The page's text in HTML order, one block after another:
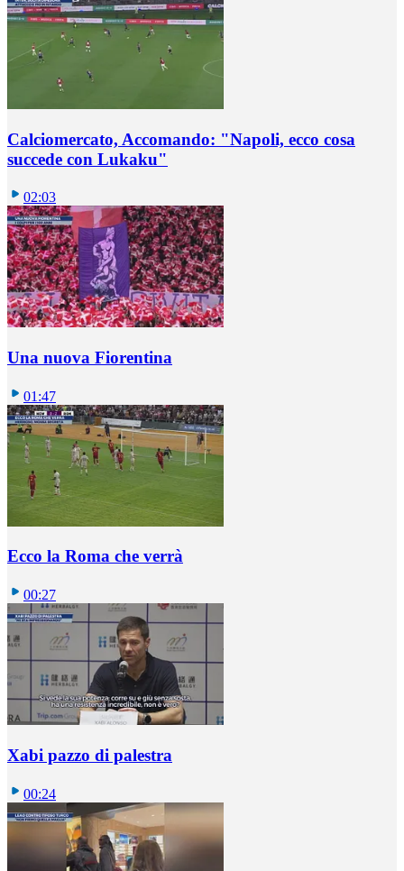
Calciomercato, Accomando: "Napoli, ecco cosa
succede con Lukaku"
02:03
Una nuova Fiorentina
01:47
Ecco la Roma che verrà
00:27
Xabi pazzo di palestra
00:24